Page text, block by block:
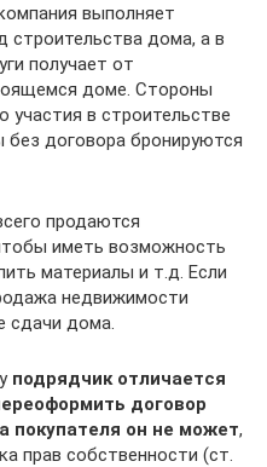
выполняет
строительства дома, а в
получает от
доме. Стороны
в строительстве
договора бронируются
продаются
иметь возможность
материалы и т.д. Если
недвижимости
сдачи дома.
подрядчик отличается
договор
покупателя он не может,
прав собственности (ст.